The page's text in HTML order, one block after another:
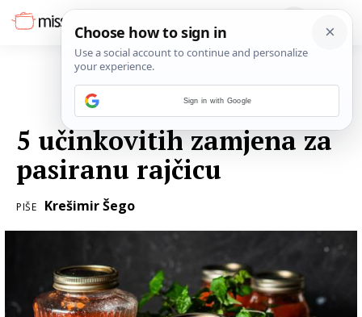
5 učinkovitih zamjena za
pasiranu rajčicu
PIŠE Krešimir Šego
Sign in with Google